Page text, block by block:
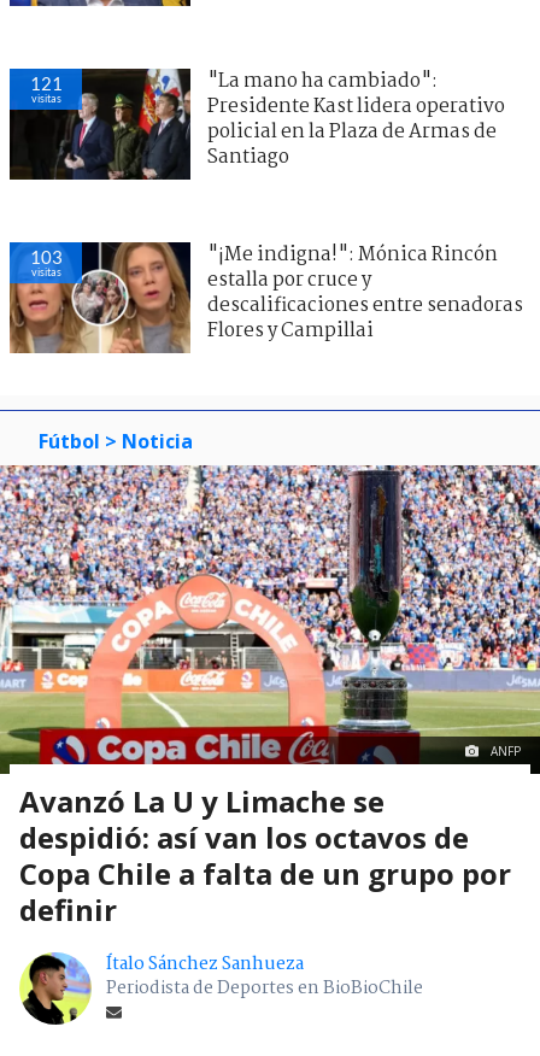
121
visitas
"La mano ha cambiado":
Presidente Kast lidera operativo
policial en la Plaza de Armas de
Santiago
103
visitas
"¡Me indigna!": Mónica Rincón
estalla por cruce y
descalificaciones entre senadoras
Flores y Campillai
Fútbol > Noticia
ANFP
Avanzó La U y Limache se
despidió: así van los octavos de
Copa Chile a falta de un grupo por
definir
Ítalo Sánchez Sanhueza
Periodista de Deportes en BioBioChile